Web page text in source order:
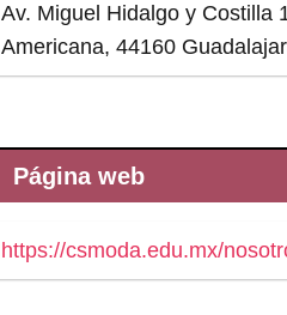
Av. Miguel Hidalgo y Costilla
Americana, 44160
Página web
https://csmoda.edu.mx/